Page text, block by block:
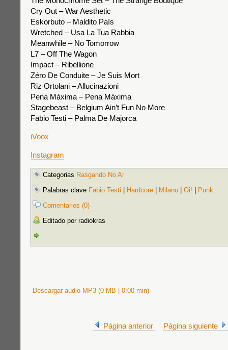
Cry Out – War Aesthetic
Eskorbuto – Maldito País
Wretched – Usa La Tua Rabbia
Meanwhile – No Tomorrow
L7 – Off The Wagon
Impact – Ribellione
Zéro De Conduite – Je Suis Mort
Riz Ortolani – Allucinazioni
Pena Máxima – Pena Máxima
Stagebeast – Belgium Ain’t Fun No More
Fabio Testi – Palma De Majorca
iVoox
Instagram
Categorias Rasgando No Ar
Palabras clave Fabio Testi Hardcore Milano Oi!
Punk
Comentarios (0)
Editado por radiokras
Descargar audio MP3 (0 MB | 0:00 min)
Página anterior Página siguiente